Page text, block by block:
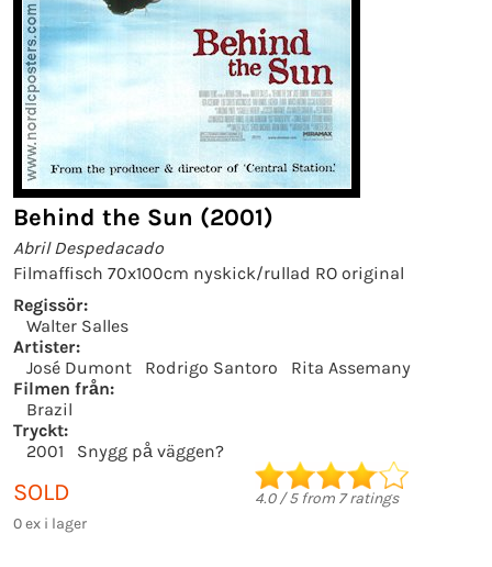
Behind the Sun (2001)
Abril Despedacado
Filmaffisch 70x100cm nyskick/rullad RO original
Regissör:
Walter Salles
Artister:
José Dumont
Rodrigo Santoro
Rita Assemany
Filmen från:
Brazil
Tryckt:
2001
Snygg på väggen?
SOLD
0 ex i lager
4.0/5from 7ratings